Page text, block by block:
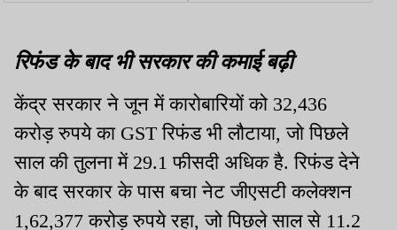
रिफंड के बाद भी सरकार की कमाई बढ़ी
केंद्र सरकार ने जून में कारोबारियों को 32,436
करोड़ रुपये का GST रिफंड भी लौटाया, जो पिछले
साल की तुलना में 29.1 फीसदी अधिक है. रिफंड देने
के बाद सरकार के पास बचा नेट जीएसटी कलेक्शन
1,62,377 करोड़ रुपये रहा, जो पिछले साल से 11.2